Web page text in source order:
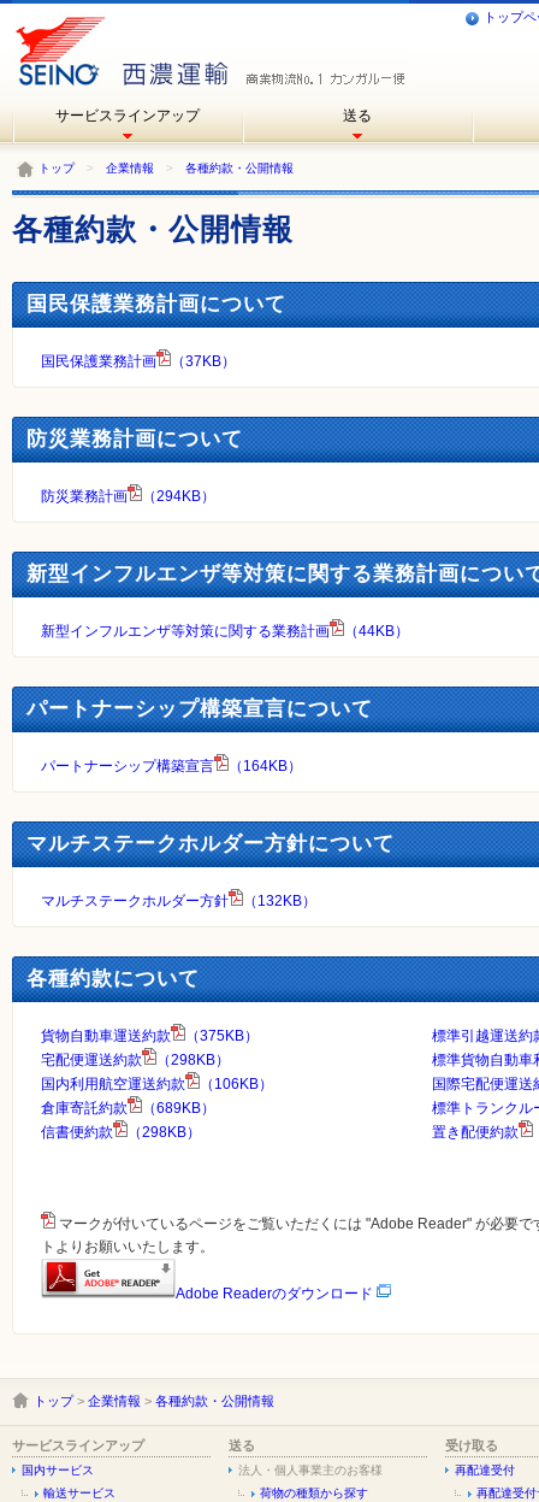
トップ
サービスラインアップ 送る
トップ> 企業情報 > 各種約款・公開情報
各種約款・公開情報
国民保護業務計画について
国民保護業務計画 （37KB）
防災業務計画について
防災業務計画 （294KB）
新型インフルエンザ等対策に関する業務計画につい
新型インフルエンザ等対策に関する業務計画 （44KB）
パートナーシップ構築宣言について
パートナーシップ構築宣言 （164KB）
マルチステークホルダー方針について
マルチステークホルダー方針 （132KB）
各種約款について
貨物自動車運送約款 （375KB）
標準引越運送約
宅配便運送約款
（298KB）
標準貨物自動車
国内利用航空運送約款
（106KB）
国際宅配便運送
倉庫寄託約款
（689KB）
標準トランクル
信書便約款
（298KB） 置き配便約款
マークが付いているページをご覧いただくには "Adobe Reader" が必要
トよりお願いいたします。
Adobe Readerのダウンロード
トップ> 企業情報 > 各種約款・公開情報
サービスラインアップ
国内サービス
輸送サービス
送る
法人・個人事業主のお客様
荷物の種類から探す
受け取る
再配達受付
再配達受